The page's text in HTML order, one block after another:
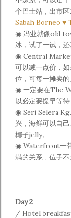
个巴士站，出市
Sabah Borneo ♥
◉ 冯业就像old
冰，试了一试，还
◉ Central
可以减一点价，
位，可每一摊卖的
◉ 一定要在The
以必定要提早等待
◉ Seri Selera
兴，海鲜可以自
椰子jelly。
◉ Waterfront一
满的关系，位子不
Day 2
/ Hotel